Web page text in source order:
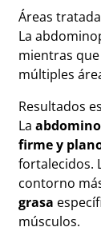
Áreas
La
mientras
múltiples
Resultados
La
firme y
fortalecidos.
contorno
grasa
músculos.